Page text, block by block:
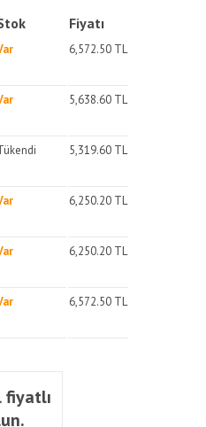
Fiyatı
6,572.50 TL
5,638.60 TL
5,319.60 TL
6,250.20 TL
6,250.20 TL
6,572.50 TL
fiyatlı